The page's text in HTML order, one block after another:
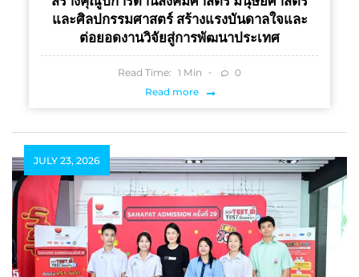
และศิลปกรรมศาสตร์ สร้างแรงบันดาลใจและ
ต่อยอดงานวิจัยสู่การพัฒนาประเทศ
Read Time: 1 Min
0
Read more
JULY 23, 2026